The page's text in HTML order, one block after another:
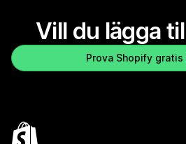
Vill du lägga
Prova Shopify gratis